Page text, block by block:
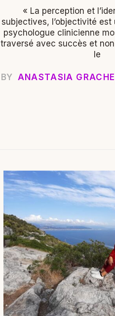
« La perception et
subjectives, l’objectivité est
psychologue clinicienne
traversé avec succès et
le
BY ANASTASIA